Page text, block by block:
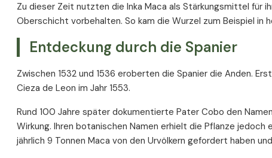
Zu dieser Zeit nutzten die Inka Maca als Stärkungsmittel für
Oberschicht vorbehalten. So kam die Wurzel zum Beispiel in
Entdeckung durch die Spanier
Zwischen 1532 und 1536 eroberten die Spanier die Anden.
Cieza de Leon im Jahr 1553.
Rund 100 Jahre später dokumentierte Pater Cobo den
Wirkung. Ihren botanischen Namen erhielt die Pflanze
jährlich 9 Tonnen Maca von den Urvölkern gefordert haben